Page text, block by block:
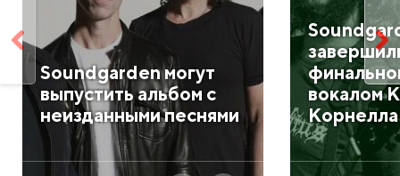
Soundgarden могут
выпустить альбом с
неизданными песнями
вокалом
Корнелла